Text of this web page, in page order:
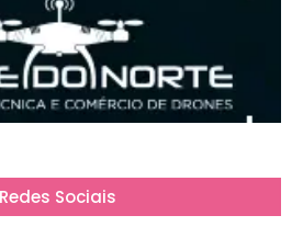
Redes Sociais